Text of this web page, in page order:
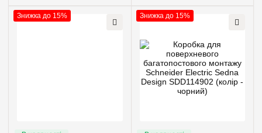
Знижка до 15% Знижка до 15%